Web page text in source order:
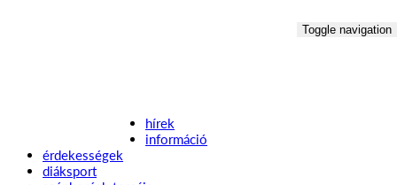
Toggle navigation
hírek
információ
érdekességek
diáksport